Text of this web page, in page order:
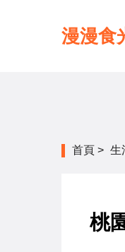
漫漫食
首頁 > 生
桃